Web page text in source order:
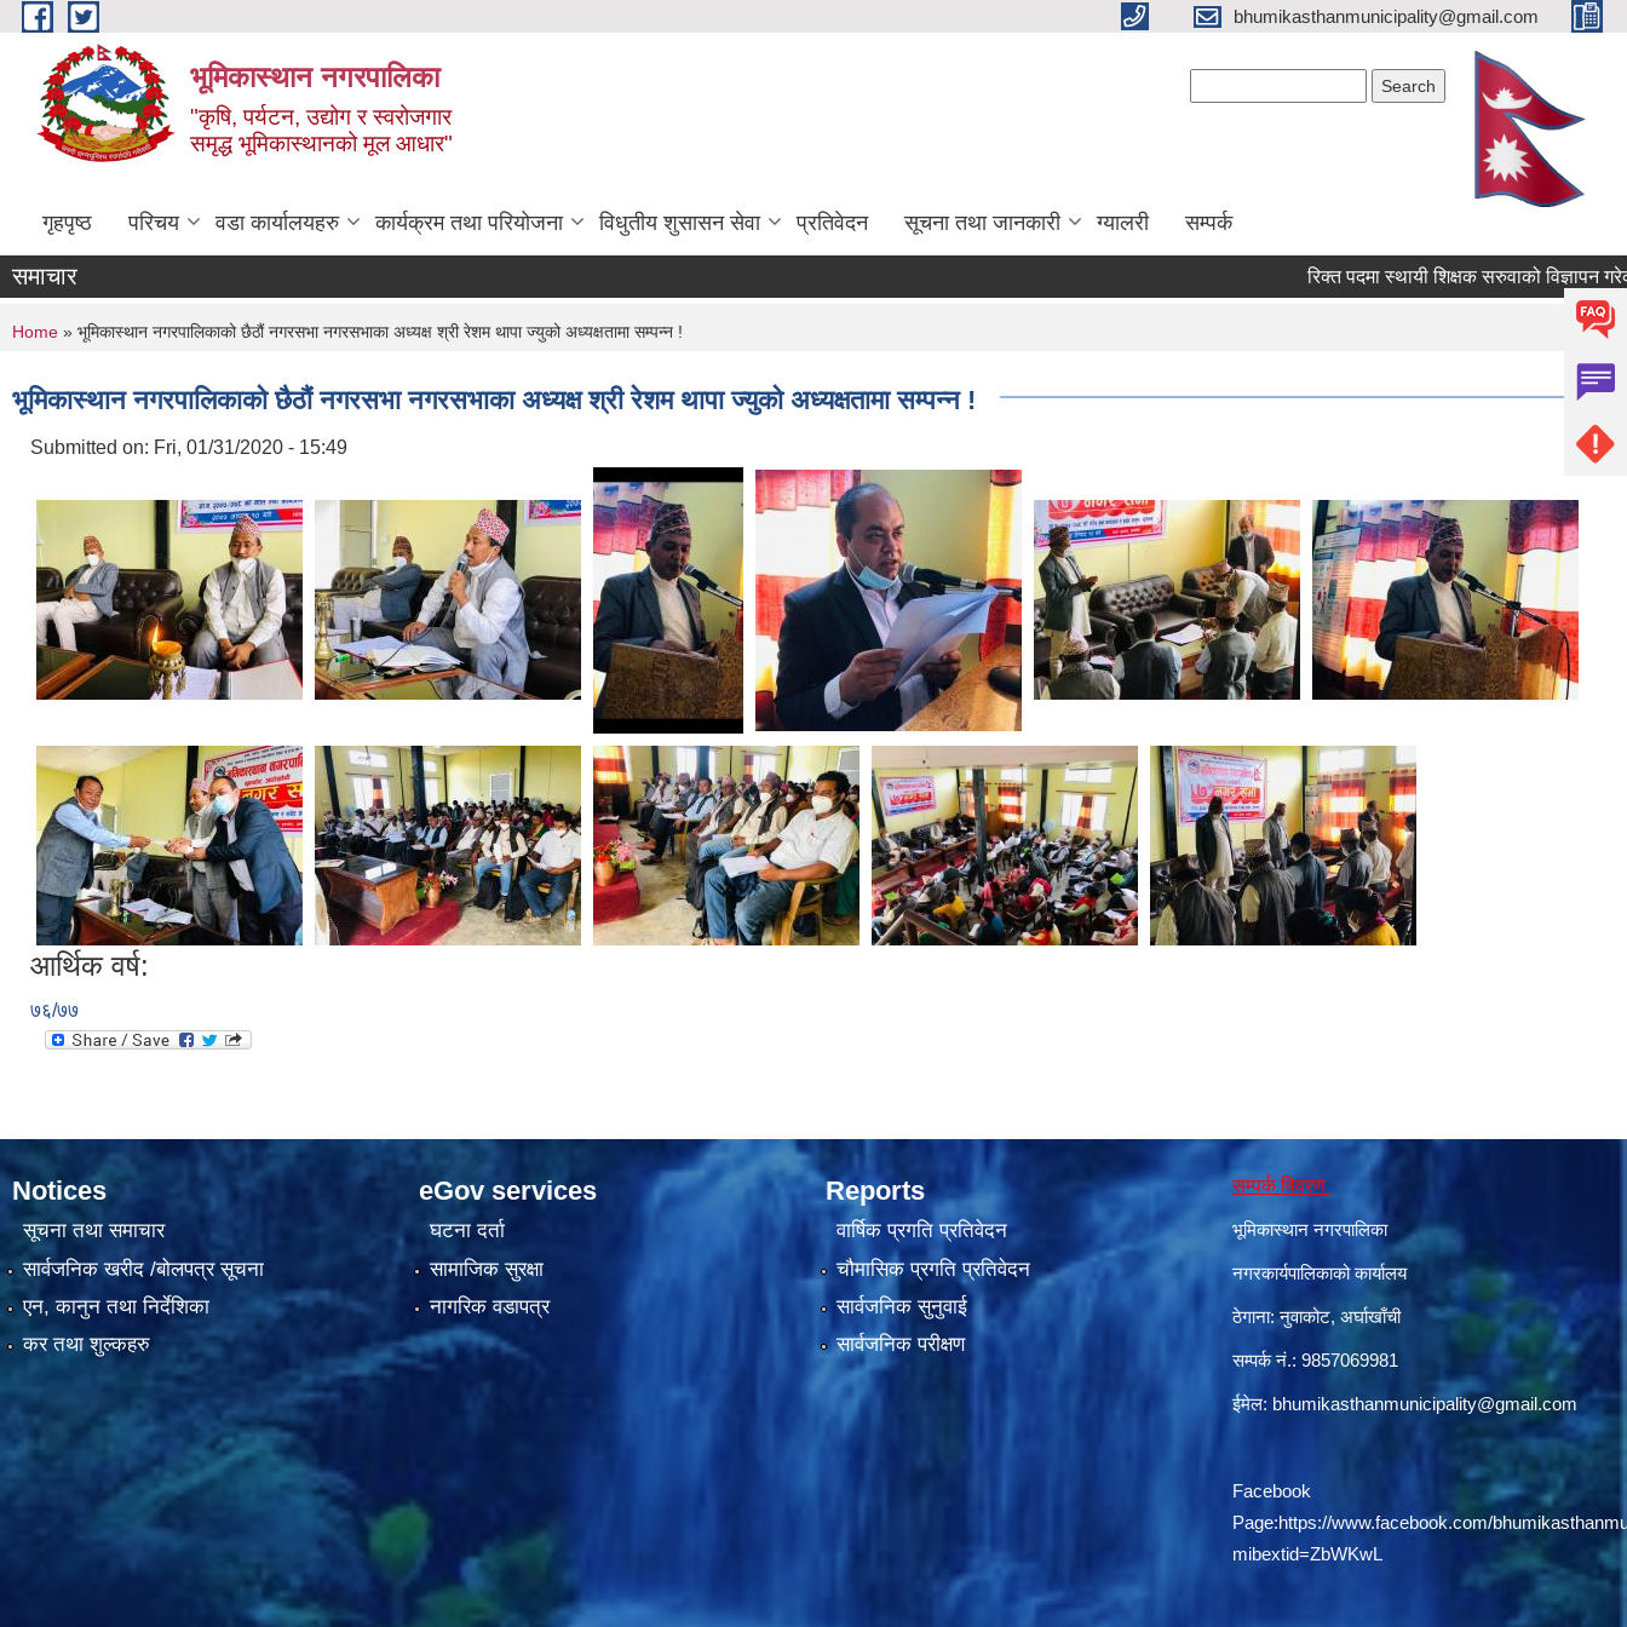
Skip to main content bhumikasthanmunicipality@gmail.com
भूमिकास्थान नगरपालिका
"कृषि, पर्यटन, उद्योग र स्वरोजगार
समृद्ध भूमिकास्थानको मूल आधार"
गृहपृष्ठ परिचय वडा कार्यालयहरु कार्यक्रम तथा परियोजना विधुतीय शुसासन सेवा प्रतिवेदन सूचना तथा जानकारी ग्यालरी सम्पर्क
समाचार रिक्त पदमा स्थायी शिक्षक सरुवाको विज्ञापन गरेको
You are here
Home » भूमिकास्थान नगरपालिकाको छैठौं नगरसभा नगरसभाका अध्यक्ष श्री रेशम थापा ज्युको अध्यक्षतामा सम्पन्न !
भूमिकास्थान नगरपालिकाको छैठौं नगरसभा नगरसभाका अध्यक्ष श्री रेशम थापा ज्युको अध्यक्षतामा सम्पन्न !
Submitted on: Fri, 01/31/2020 - 15:49
आर्थिक वर्ष:
७६/७७
Notices
सूचना तथा समाचार
सार्वजनिक खरीद /बोलपत्र सूचना
एन, कानुन तथा निर्देशिका
कर तथा शुल्कहरु
eGov services
घटना दर्ता
सामाजिक सुरक्षा
नागरिक वडापत्र
Reports
वार्षिक प्रगति प्रतिवेदन
चौमासिक प्रगति प्रतिवेदन
सार्वजनिक सुनुवाई
सार्वजनिक परीक्षण
सम्पर्क विवरण
भूमिकास्थान नगरपालिका
नगरकार्यपालिकाको कार्यालय
ठेगाना: नुवाकोट, अर्घाखाँची
सम्पर्क नं.: 9857069981
ईमेल: bhumikasthanmunicipality@gmail.com
Facebook
Page:https://www.facebook.com/
mibextid=ZbWKwL